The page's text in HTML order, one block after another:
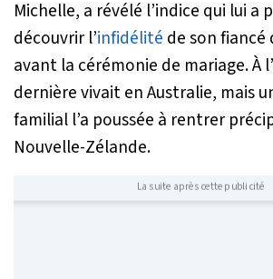
Michelle, a révélé l’indice qui lui a
découvrir l’infidélité de son fiancé
avant la cérémonie de mariage. À
dernière vivait en Australie, mais
familial l’a poussée à rentrer
Nouvelle-Zélande.
La suite après cette publicité